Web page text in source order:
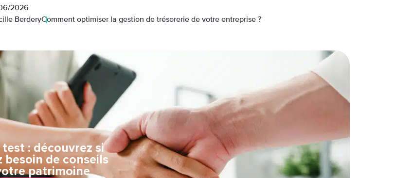
2026
BerderyComment optimiser la gestion de trésorerie de votre entreprise ?
: découvrez si
besoin de conseils
patrimoine